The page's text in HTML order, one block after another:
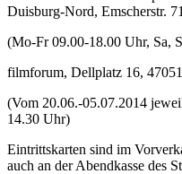
Duisburg-Nord, Emscherstr.
(Mo-Fr 09.00-18.00 Uhr, Sa,
filmforum, Dellplatz 16,
(Vom 20.06.-05.07.2014
14.30 Uhr)
Eintrittskarten sind im
auch an der Abendkasse des